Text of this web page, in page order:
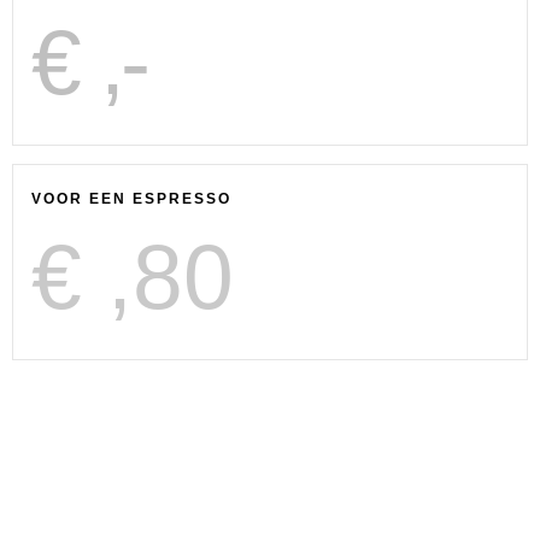
€ ,-
VOOR EEN ESPRESSO
€ ,80